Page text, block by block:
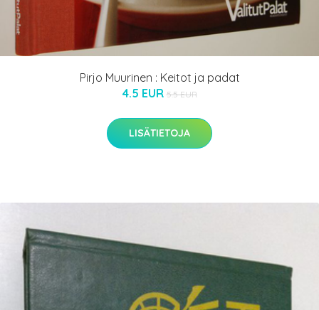
Pirjo Muurinen : Keitot ja padat
4.5 EUR 5.5 EUR
LISÄTIETOJA